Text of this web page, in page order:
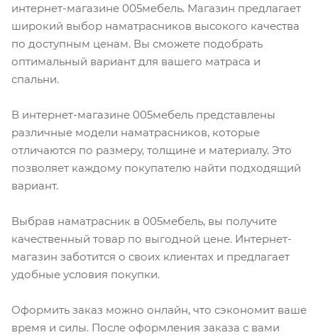
интернет-магазине 005мебель. Магазин предлагает
широкий выбор наматрасников высокого качества
по доступным ценам. Вы сможете подобрать
оптимальный вариант для вашего матраса и
спальни.
В интернет-магазине 005мебель представлены
различные модели наматрасников, которые
отличаются по размеру, толщине и материалу. Это
позволяет каждому покупателю найти подходящий
вариант.
Выбрав наматрасник в 005мебель, вы получите
качественный товар по выгодной цене. Интернет-
магазин заботится о своих клиентах и предлагает
удобные условия покупки.
Оформить заказ можно онлайн, что сэкономит ваше
время и силы. После оформления заказа с вами